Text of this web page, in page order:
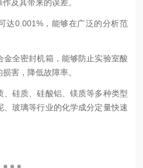
及其带来的误差。
0.001%，能够在广泛的分析范
全密封机箱，能够防止实验室酸
害，降低故障率。
硅质、硅酸铝、镁质等多种类型
、玻璃等行业的化学成分定量快速